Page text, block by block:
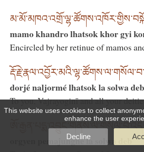
mamo khandro lhatsok khor gyi
Encircled by her retinue of mamos
dorjé naljormé lhatsok la solwa deb
To you, Vajrayoginī and all your
orgyen pemajungné la solwa deb
This website uses cookies to collect
enhance the user
Decline